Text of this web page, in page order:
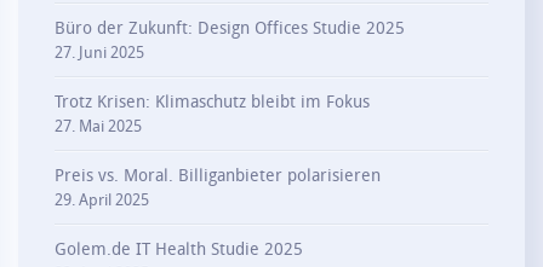
Büro der Zukunft: Design Offices Studie 2025
27. Juni 2025
Trotz Krisen: Klimaschutz bleibt im Fokus
27. Mai 2025
Preis vs. Moral. Billiganbieter polarisieren
29. April 2025
Golem.de IT Health Studie 2025